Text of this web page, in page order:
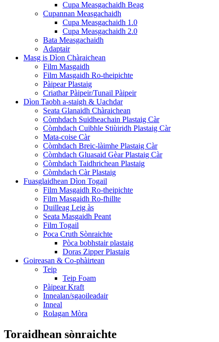
Cupa Measgachaidh Beag
Cupannan Measgachaidh
Cupa Measgachaidh 1.0
Cupa Measgachaidh 2.0
Bata Measgachaidh
Adaptair
Masg is Dìon Chàraichean
Film Masgaidh
Film Masgaidh Ro-theipichte
Pàipear Plastaig
Criathar Pàipeir/Tunail Pàipeir
Dìon Taobh a-staigh & Uachdar
Seata Glanaidh Chàraichean
Còmhdach Suidheachain Plastaig Càr
Còmhdach Cuibhle Stiùiridh Plastaig Càr
Mata-coise Càr
Còmhdach Breic-làimhe Plastaig Càr
Còmhdach Gluasaid Gèar Plastaig Càr
Còmhdach Taidhrichean Plastaig
Còmhdach Càr Plastaig
Fuasglaidhean Dìon Togail
Film Masgaidh Ro-theipichte
Film Masgaidh Ro-fhillte
Duilleag Leig às
Seata Masgaidh Peant
Film Togail
Poca Cruth Sònraichte
Pòca bobhstair plastaig
Doras Zipper Plastaig
Goireasan & Co-phàirtean
Teip
Teip Foam
Pàipear Kraft
Innealan/sgaoileadair
Inneal
Rolagan Mòra
Toraidhean sònraichte